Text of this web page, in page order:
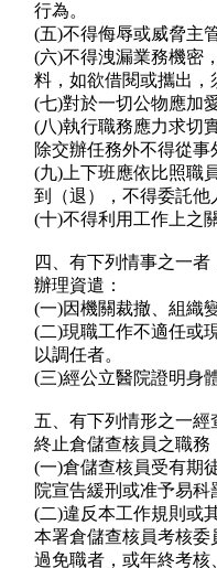
行為。
(五)不得侮辱或威脅主
(六)不得洩漏業務機密
料，如欲借閱或攜出，
(七)對於一切公物應加
(八)執行職務應力求切
除交辦任務外不得從事
(九)上下班應依比照職
到（退），不得委託他
(十)不得利用工作上之
四、有下列情事之一
辦理資遣：
(一)因機關裁撤、組織
(二)現職工作不適任或
以調任者。
(三)經公立醫院證明身
五、有下列情形之一
終止倉儲查核員之職務
(一)倉儲查核員受有期
院宣告緩刑或准予易科
(二)違反本工作規則或
本署倉儲查核員考核委
過免職者，或年終考核